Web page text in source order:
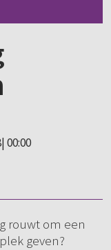
00:00
rouwt om een
geven?